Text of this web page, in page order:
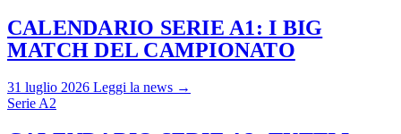
CALENDARIO SERIE A1: I BIG
MATCH DEL CAMPIONATO
31 luglio 2026 Leggi la news →
Serie A2